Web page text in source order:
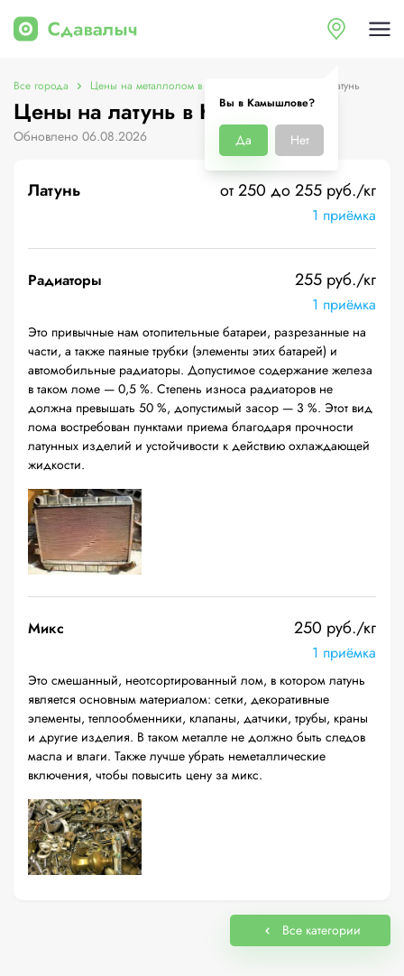
Вы в Камышлове?
Да Нет
Все города Цены на металлолом в Камышлове Цены на латунь
Цены на латунь в Камышлове
Обновлено 06.08.2026
Латунь от 250 до 255 руб./кг
1 приёмка
Радиаторы 255 руб./кг
1 приёмка
Это привычные нам отопительные батареи, разрезанные на
части, а также паяные трубки (элементы этих батарей) и
автомобильные радиаторы. Допустимое содержание железа
в таком ломе — 0,5 %. Степень износа радиаторов не
должна превышать 50 %, допустимый засор — 3 %. Этот вид
лома востребован пунктами приема благодаря прочности
латунных изделий и устойчивости к действию охлаждающей
жидкости.
Микс 250 руб./кг
1 приёмка
Это смешанный, неотсортированный лом, в котором латунь
является основным материалом: сетки, декоративные
элементы, теплообменники, клапаны, датчики, трубы, краны
и другие изделия. В таком металле не должно быть следов
масла и влаги. Также лучше убрать неметаллические
включения, чтобы повысить цену за микс.
Все категории